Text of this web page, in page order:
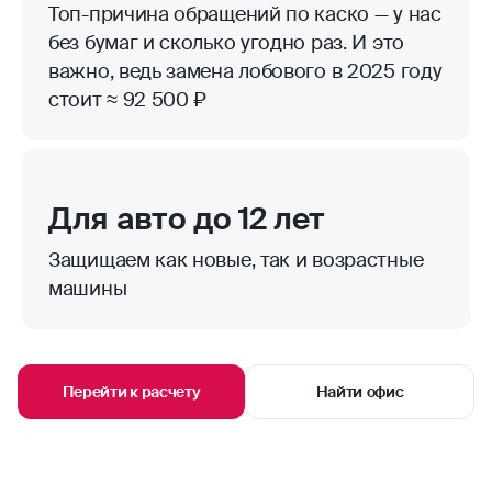
Топ-причина обращений по каско — у нас
без бумаг и сколько угодно раз. И это
важно, ведь замена лобового в 2025 году
стоит ≈ 92 500 ₽
Для авто до 12 лет
Защищаем как новые, так и возрастные
машины
Перейти к расчету Найти офис